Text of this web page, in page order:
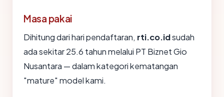
Masa pakai
Dihitung dari hari pendaftaran, rti.co.idsudah
ada sekitar 25.6 tahun melalui PT Biznet Gio
Nusantara — dalam kategori kematangan
"mature" model kami.